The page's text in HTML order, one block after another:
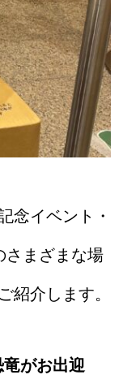
念イベント・
さまざまな場
紹介します。
がお出迎